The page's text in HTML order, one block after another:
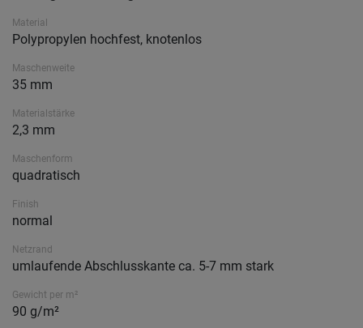
Material
Polypropylen hochfest, knotenlos
Maschenweite
35 mm
Materialstärke
2,3 mm
Maschenform
quadratisch
Finish
normal
Netzrand
umlaufende Abschlusskante ca. 5-7 mm stark
Gewicht per m²
90 g/m²